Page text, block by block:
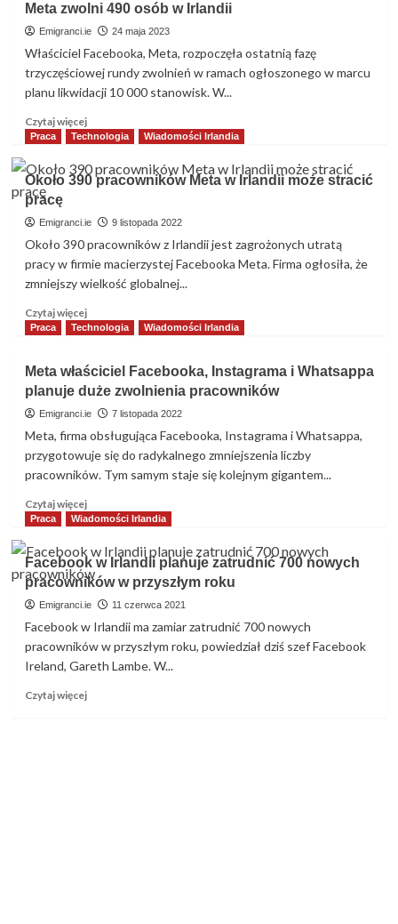
Meta zwolni 490 osób w Irlandii
Emigranci.ie 24 maja 2023
Właściciel Facebooka, Meta, rozpoczęła ostatnią fazę
trzyczęściowej rundy zwolnień w ramach ogłoszonego w marcu
planu likwidacji 10 000 stanowisk. W...
Czytaj więcejDowiedz
się
o
Meta
490
w
Irlandii
Praca Technologia Wiadomości Irlandia
Około 390 pracowników Meta w Irlandii może stracić
pracę
Emigranci.ie 9 listopada 2022
Około 390 pracowników z Irlandii jest zagrożonych utratą
pracy w firmie macierzystej Facebooka Meta. Firma ogłosiła, że ​​
zmniejszy wielkość globalnej...
Czytaj więcejDowiedz
się
Około
390
pracowników
Meta
Irlandii
może
pracę
Praca Technologia Wiadomości Irlandia
Meta właściciel Facebooka, Instagrama i Whatsappa
planuje duże zwolnienia pracowników
Emigranci.ie 7 listopada 2022
Meta, firma obsługująca Facebooka, Instagrama i Whatsappa,
przygotowuje się do radykalnego zmniejszenia liczby
pracowników. Tym samym staje się kolejnym gigantem...
Czytaj więcejDowiedz
się
o
Meta
właściciel
Facebooka,
Instagrama
Whatsappa
planuje
zwolnienia
Praca Wiadomości Irlandia
Facebook w Irlandii planuje zatrudnić 700 nowych
pracowników w przyszłym roku
Emigranci.ie 11 czerwca 2021
Facebook w Irlandii ma zamiar zatrudnić 700 nowych
pracowników w przyszłym roku, powiedział dziś szef Facebook
Ireland, Gareth Lambe. W...
Czytaj więcejDowiedz